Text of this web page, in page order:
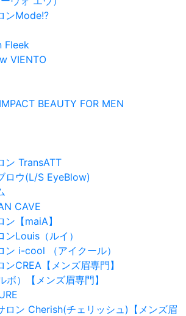
ンMode!?
Fleek
VIENTO
BEAUTY FOR MEN
ン TransATT
ロウ(L/S EyeBlow)
CAVE
ン【maiA】
ンLouis（ルイ）
ン i-cool （アイクール）
CREA【メンズ眉専門】
）【メンズ眉専門】
ロン Cherish(チェリッシュ)【メンズ眉